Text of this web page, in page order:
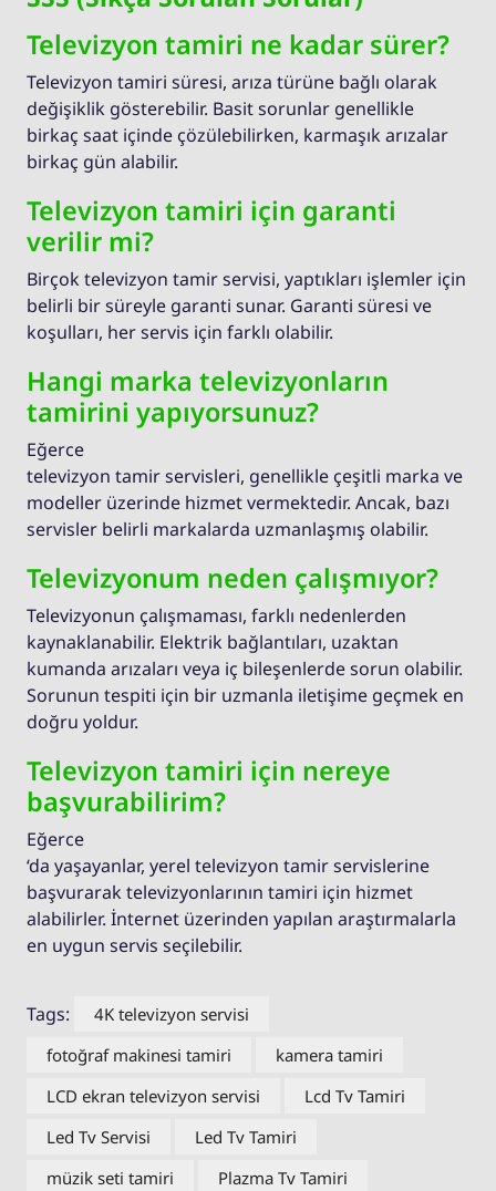
Televizyon tamiri ne kadar sürer?
Televizyon tamiri süresi, arıza türüne bağlı olarak
değişiklik gösterebilir. Basit sorunlar genellikle
birkaç saat içinde çözülebilirken, karmaşık arızalar
birkaç gün alabilir.
Televizyon tamiri için garanti
verilir mi?
Birçok televizyon tamir servisi, yaptıkları işlemler için
belirli bir süreyle garanti sunar. Garanti süresi ve
koşulları, her servis için farklı olabilir.
Hangi marka televizyonların
tamirini yapıyorsunuz?
Eğerce
televizyon tamir servisleri, genellikle çeşitli marka ve
modeller üzerinde hizmet vermektedir. Ancak, bazı
servisler belirli markalarda uzmanlaşmış olabilir.
Televizyonum neden çalışmıyor?
Televizyonun çalışmaması, farklı nedenlerden
kaynaklanabilir. Elektrik bağlantıları, uzaktan
kumanda arızaları veya iç bileşenlerde sorun olabilir.
Sorunun tespiti için bir uzmanla iletişime geçmek en
doğru yoldur.
Televizyon tamiri için nereye
başvurabilirim?
Eğerce
‘da yaşayanlar, yerel televizyon tamir servislerine
başvurarak televizyonlarının tamiri için hizmet
alabilirler. İnternet üzerinden yapılan araştırmalarla
en uygun servis seçilebilir.
Tags:
4K televizyon servisi
fotoğraf makinesi tamiri
kamera tamiri
LCD ekran televizyon servisi
Lcd Tv Tamiri
Led Tv Servisi
Led Tv Tamiri
müzik seti tamiri
Plazma Tv Tamiri